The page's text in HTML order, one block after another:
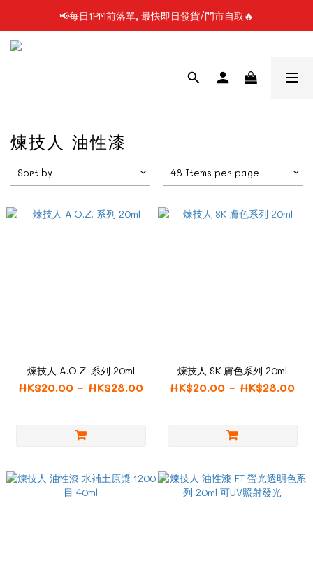
📢凡購物滿$199 順豐自提點免運費📦📦
📢每日1PM前落單, 最快即日發貨/門市自取🔥
📢凡購物滿$199 順豐自提點免運費📦📦
煉技人 油性漆
Sort by 48 Items per page
煉技人 A.O.Z. 系列 20ml
HK$20.00 ~ HK$28.00
煉技人 SK 膚色系列 20ml
HK$20.00 ~ HK$28.00